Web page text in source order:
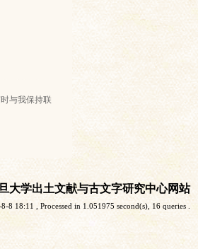
与我保持联
大学出土文献与古文字研究中心网站
8 18:11 , Processed in 1.051975 second(s), 16 queries .